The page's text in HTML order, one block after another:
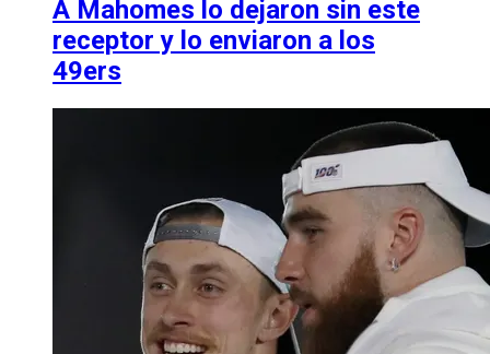
A Mahomes lo dejaron sin este
receptor y lo enviaron a los
49ers